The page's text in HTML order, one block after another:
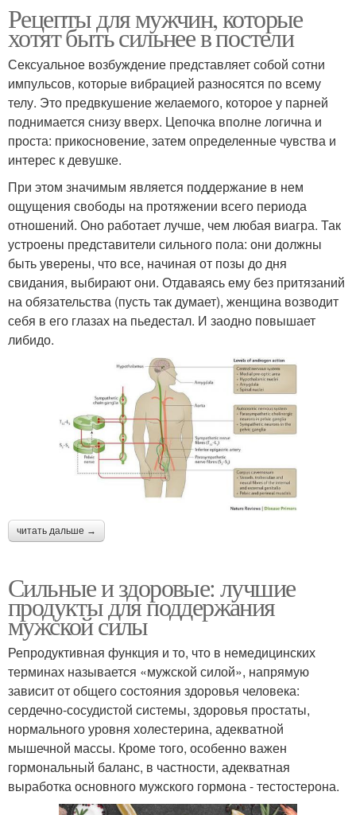
Рецепты для мужчин, которые
хотят быть сильнее в постели
Сексуальное возбуждение представляет собой сотни
импульсов, которые вибрацией разносятся по всему
телу. Это предвкушение желаемого, которое у парней
поднимается снизу вверх. Цепочка вполне логична и
проста: прикосновение, затем определенные чувства и
интерес к девушке.
При этом значимым является поддержание в нем
ощущения свободы на протяжении всего периода
отношений. Оно работает лучше, чем любая виагра. Так
устроены представители сильного пола: они должны
быть уверены, что все, начиная от позы до дня
свидания, выбирают они. Отдаваясь ему без притязаний
на обязательства (пусть так думает), женщина возводит
себя в его глазах на пьедестал. И заодно повышает
либидо.
читать дальше →
Сильные и здоровые: лучшие
продукты для поддержания
мужской силы
Репродуктивная функция и то, что в немедицинских
терминах называется «мужской силой», напрямую
зависит от общего состояния здоровья человека:
сердечно-сосудистой системы, здоровья простаты,
нормального уровня холестерина, адекватной
мышечной массы. Кроме того, особенно важен
гормональный баланс, в частности, адекватная
выработка основного мужского гормона - тестостерона.